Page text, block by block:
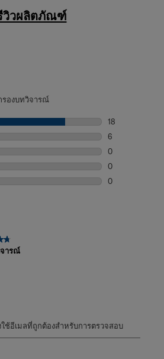
วิวผลิตภัณฑ์
รองบทวิจารณ์
18
บทวิจารณ์18 บท
6
บทวิจารณ์6 บท
0
บทวิจารณ์0 บท
0
บทวิจารณ์0 บท
0
ารณ์
ใช้อีเมลที่ถูกต้องสำหรับการตรวจสอบ